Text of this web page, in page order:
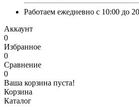
Работаем ежедневно с 10:00 до
Аккаунт
0
Избранное
0
Сравнение
0
Ваша корзина пуста!
Корзина
Каталог